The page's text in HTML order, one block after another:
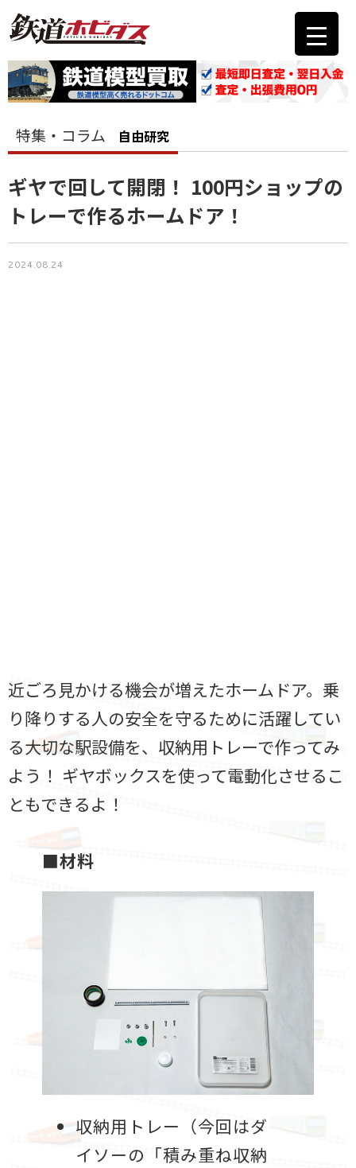
特集・コラム 自由研究
ギヤで回して開閉！ 100円ショップの
トレーで作るホームドア！
2024.08.24
近ごろ見かける機会が増えたホームドア。乗
り降りする人の安全を守るために活躍してい
る大切な駅設備を、収納用トレーで作ってみ
よう！ ギヤボックスを使って電動化させるこ
ともできるよ！
■材料
収納用トレー（今回はダ
イソーの「積み重ね収納